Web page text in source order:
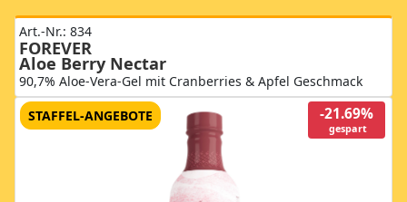
Art.-Nr.: 834
FOREVER
Aloe Berry Nectar
90,7% Aloe-Vera-Gel mit Cranberries & Apfel Geschmack
-21.69%
gespart
STAFFEL-ANGEBOTE